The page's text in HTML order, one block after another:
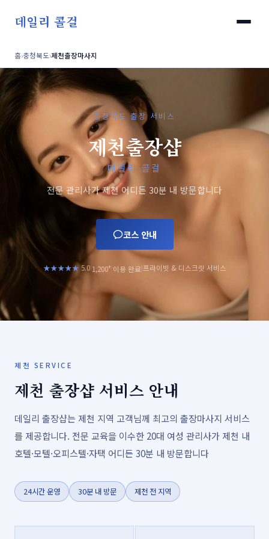
데일리 콜걸
홈›충청북도›제천출장마사지
충청북도 출장 서비스
제천출장샵
데일리 콜걸
전문 관리사가 제천 어디든 30분 내 방문합니다
코스 안내
★★★★★5.0|1,200+이용 완료|프라이빗 & 디스크릿 서비스
제천 SERVICE
제천 출장샵 서비스 안내
데일리 출장샵는 제천 지역 고객님께 최고의 출장마사지 서비스
를 제공합니다. 전문 교육을 이수한 20대 여성 관리사가 제천 내
호텔·모텔·오피스텔·자택 어디든 30분 내 방문합니다
24시간 운영 30분 내 방문 제천 전 지역